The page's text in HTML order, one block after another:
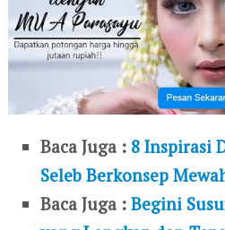
Baca Juga : 8 Inspirasi
Seleb Berkonsep
Baca Juga :Begini